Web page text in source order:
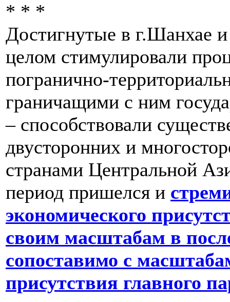
* * *
Достигнутые в г.Шанхае
целом стимулировали
погранично-
граничащими с ним
– способствовали
двусторонних и
странами Центральной
период пришелся и
экономического
своим масштабам в
сопоставимо с
присутствия главного